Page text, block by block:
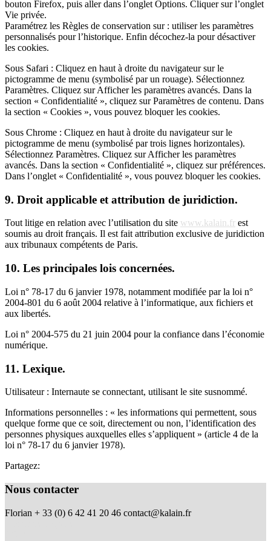
bouton Firefox, puis aller dans l’onglet Options. Cliquer sur l’onglet
Vie privée.
Paramétrez les Règles de conservation sur : utiliser les paramètres
personnalisés pour l’historique. Enfin décochez-la pour désactiver
les cookies.
Sous Safari : Cliquez en haut à droite du navigateur sur le
pictogramme de menu (symbolisé par un rouage). Sélectionnez
Paramètres. Cliquez sur Afficher les paramètres avancés. Dans la
section « Confidentialité », cliquez sur Paramètres de contenu. Dans
la section « Cookies », vous pouvez bloquer les cookies.
Sous Chrome : Cliquez en haut à droite du navigateur sur le
pictogramme de menu (symbolisé par trois lignes horizontales).
Sélectionnez Paramètres. Cliquez sur Afficher les paramètres
avancés. Dans la section « Confidentialité », cliquez sur préférences.
Dans l’onglet « Confidentialité », vous pouvez bloquer les cookies.
9. Droit applicable et attribution de juridiction.
Tout litige en relation avec l’utilisation du site www.kalain.fr est
soumis au droit français. Il est fait attribution exclusive de juridiction
aux tribunaux compétents de Paris.
10. Les principales lois concernées.
Loi n° 78-17 du 6 janvier 1978, notamment modifiée par la loi n°
2004-801 du 6 août 2004 relative à l’informatique, aux fichiers et
aux libertés.
Loi n° 2004-575 du 21 juin 2004 pour la confiance dans l’économie
numérique.
11. Lexique.
Utilisateur : Internaute se connectant, utilisant le site susnommé.
Informations personnelles : « les informations qui permettent, sous
quelque forme que ce soit, directement ou non, l’identification des
personnes physiques auxquelles elles s’appliquent » (article 4 de la
loi n° 78-17 du 6 janvier 1978).
Partagez:
Nous contacter
Florian + 33 (0) 6 42 41 20 46 contact@kalain.fr